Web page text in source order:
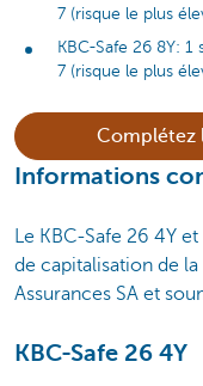
7 (risque le plus
KBC-Safe 26 8Y:
7 (risque le plus
Complétez
Informations
Le KBC-Safe 26 4Y
de capitalisation de
Assurances SA et
KBC-Safe 26 4Y